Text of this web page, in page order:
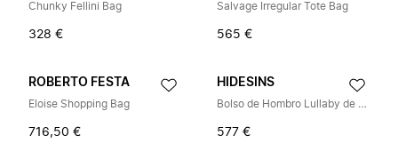
Chunky Fellini Bag
328 €
Salvage Irregular Tote Bag
565 €
ROBERTO FESTA
Eloise Shopping Bag
716,50 €
HIDESINS
Bolso de Hombro Lullaby de Piel Lisa
577 €